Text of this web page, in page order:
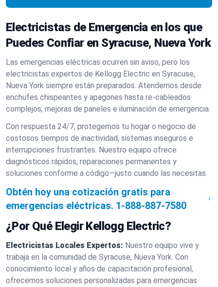
Electricistas de Emergencia en los que
Puedes Confiar en Syracuse, Nueva York
Las emergencias eléctricas ocurren sin aviso, pero los
electricistas expertos de Kellogg Electric en Syracuse,
Nueva York siempre están preparados. Atendemos desde
enchufes chispeantes y apagones hasta re-cableados
complejos, mejoras de paneles e iluminación de emergencia.
Con respuesta 24/7, protegemos tu hogar o negocio de
costosos tiempos de inactividad, sistemas inseguros e
interrupciones frustrantes. Nuestro equipo ofrece
diagnósticos rápidos, reparaciones permanentes y
soluciones conforme a código—justo cuando las necesitas.
Obtén hoy una cotización gratis para
emergencias eléctricas. 1-888-887-7580
¿Por Qué Elegir Kellogg Electric?
Electricistas Locales Expertos: Nuestro equipo vive y
trabaja en la comunidad de Syracuse, Nueva York. Con
conocimiento local y años de capacitación profesional,
ofrecemos soluciones personalizadas para emergencias